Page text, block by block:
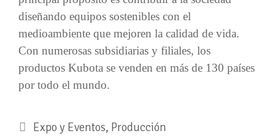
diseñando equipos sostenibles con el
medioambiente que mejoren la calidad de vida.
Con numerosas subsidiarias y filiales, los
productos Kubota se venden en más de 130 países
por todo el mundo.
Expo y Eventos, Producción